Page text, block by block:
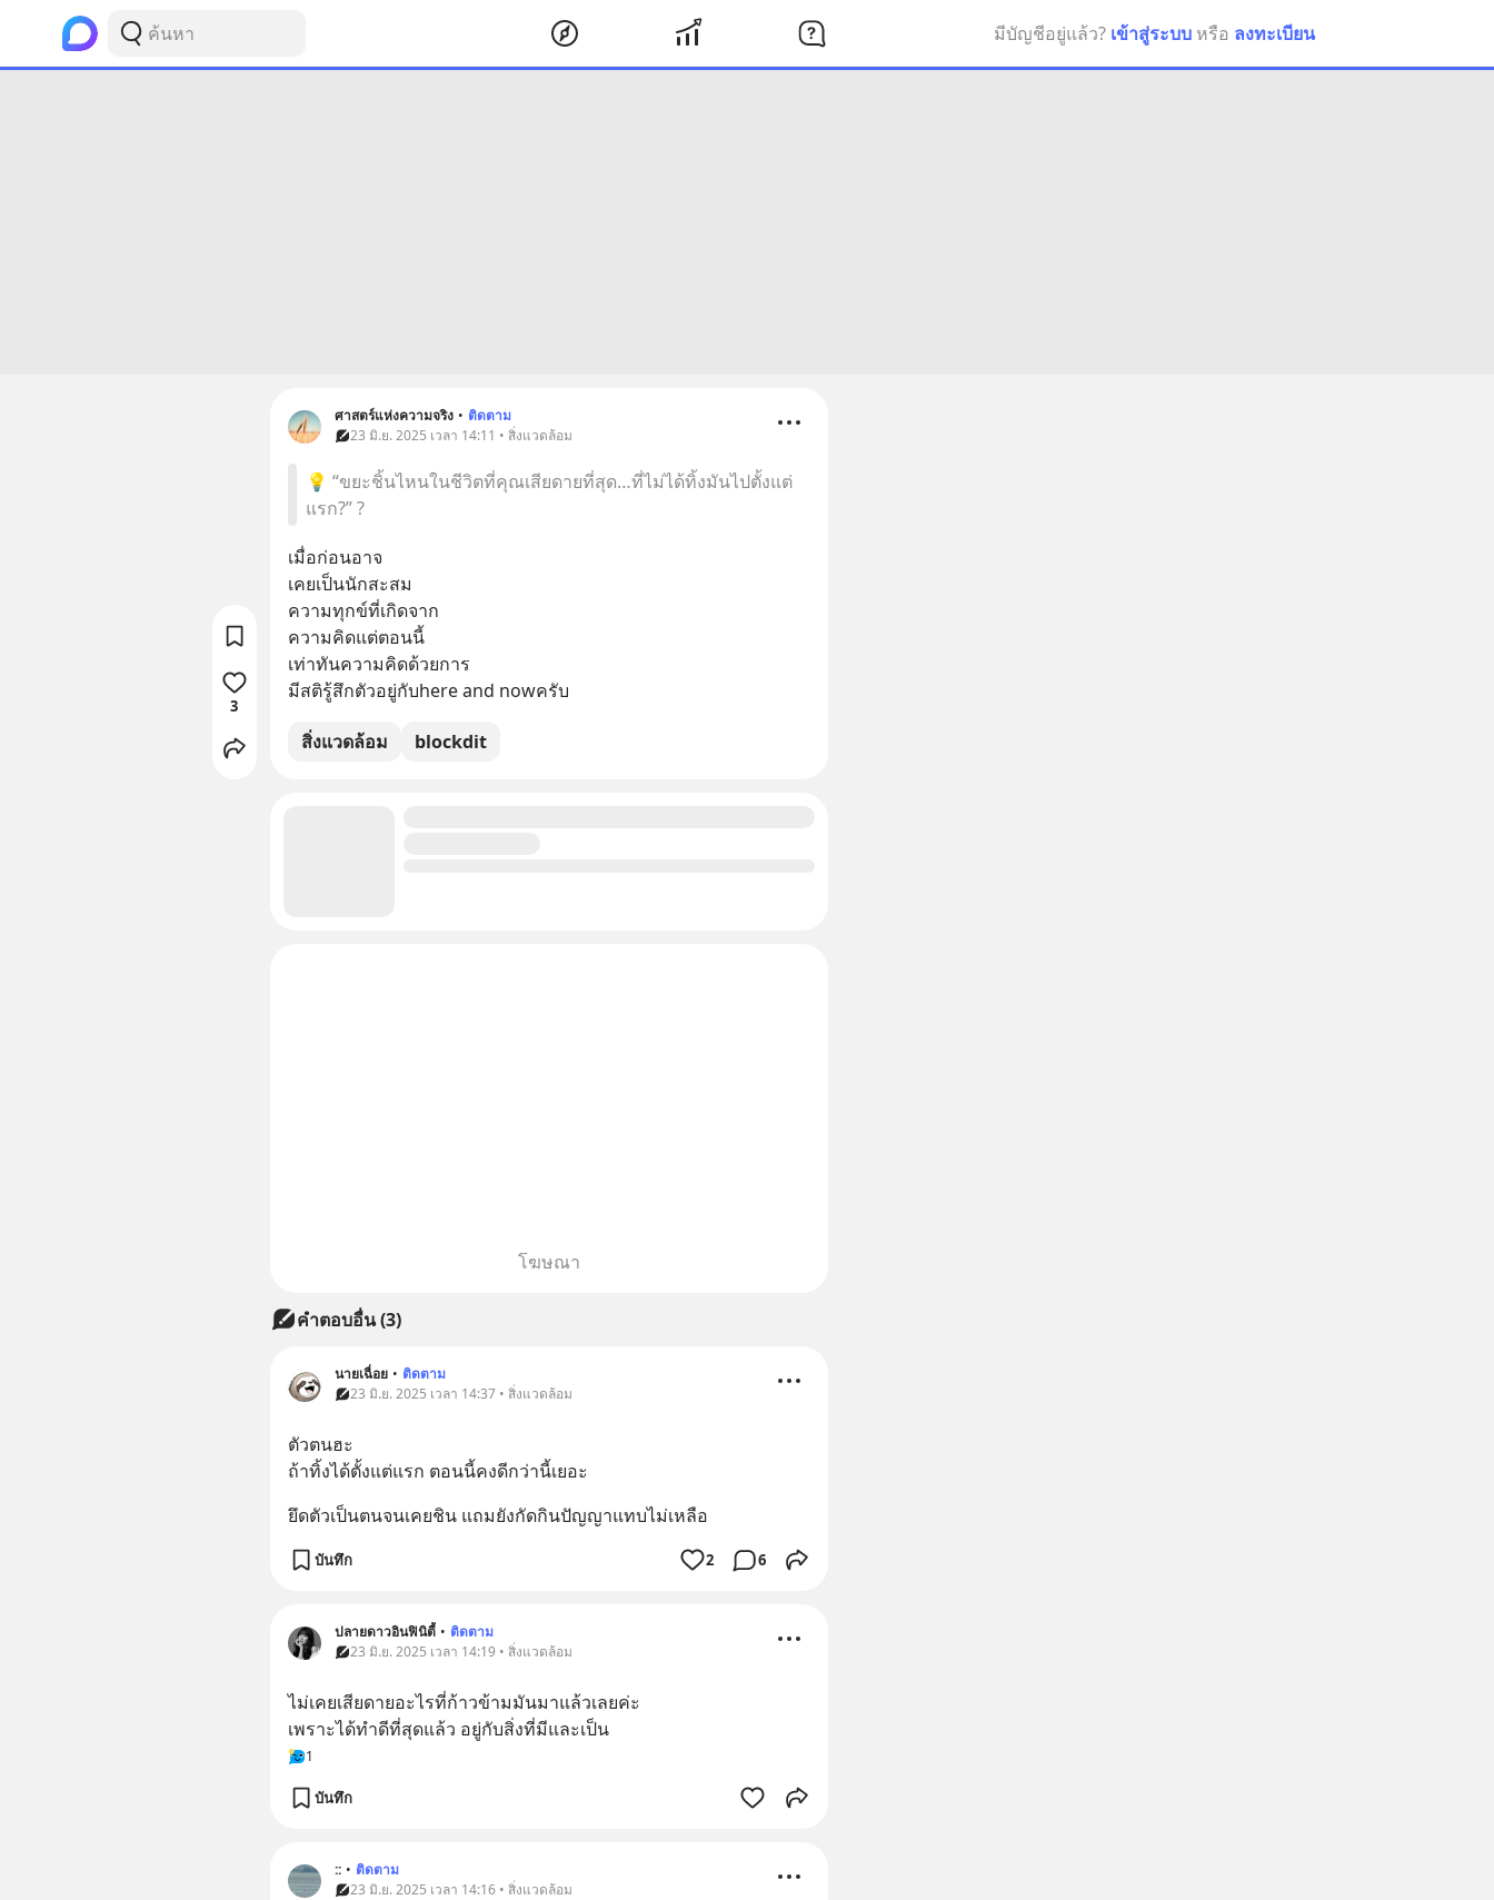
มีบัญชีอยู่แล้ว? เข้าสู่ระบบ หรือ ลงทะเบียน
ศาสตร์แห่งความจริง • ติดตาม
23 มิ.ย. 2025 เวลา 14:11 • สิ่งแวดล้อม
💡 “ขยะชิ้นไหนในชีวิตที่คุณเสียดายที่สุด…ที่ไม่ได้ทิ้งมันไปตั้งแต่
แรก?” ?
เมื่อก่อนอาจ
เคยเป็นนักสะสม
ความทุกข์ที่เกิดจาก
ความคิดแต่ตอนนี้
เท่าทันความคิดด้วยการ
มีสติรู้สึกตัวอยู่กับhere and nowครับ
สิ่งแวดล้อม blockdit
3
โฆษณา
คำตอบอื่น(3)
นายเฉื่อย • ติดตาม
23 มิ.ย. 2025 เวลา 14:37 • สิ่งแวดล้อม
ตัวตนฮะ
ถ้าทิ้งได้ตั้งแต่แรก ตอนนี้คงดีกว่านี้เยอะ
ยึดตัวเป็นตนจนเคยชิน แถมยังกัดกินปัญญาแทบไม่เหลือ
บันทึก 2 6
ปลายดาวอินฟินิตี้ • ติดตาม
23 มิ.ย. 2025 เวลา 14:19 • สิ่งแวดล้อม
ไม่เคยเสียดายอะไรที่ก้าวข้ามมันมาแล้วเลยค่ะ
เพราะได้ทำดีที่สุดแล้ว อยู่กับสิ่งที่มีและเป็น
1
บันทึก
:: • ติดตาม
23 มิ.ย. 2025 เวลา 14:16 • สิ่งแวดล้อม